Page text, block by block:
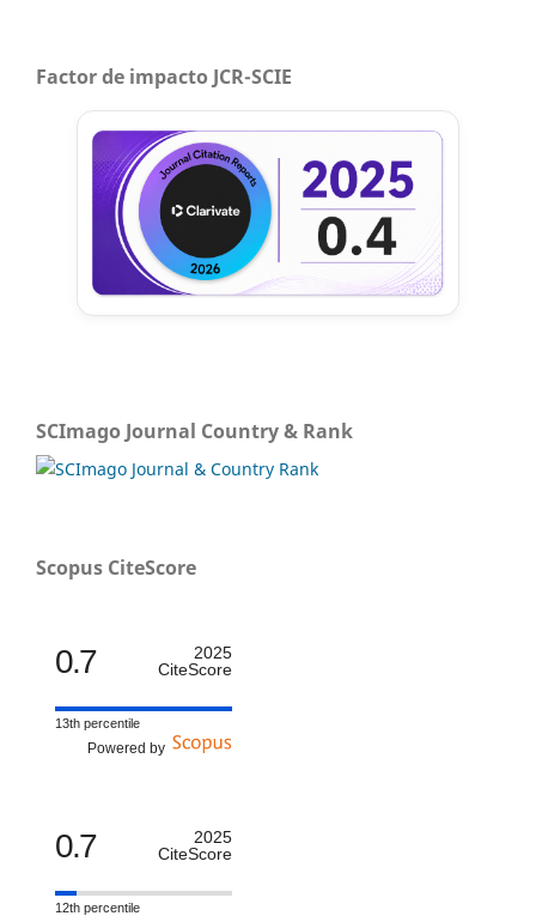
Factor de impacto JCR-SCIE
SCImago Journal Country & Rank
Scopus CiteScore
0.7
2025
CiteScore
13th percentile
Powered by
0.7
2025
CiteScore
12th percentile